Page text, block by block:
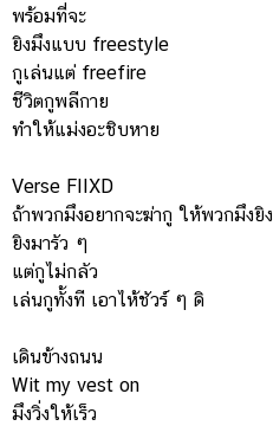
พร้อมที่จะ
ยิงมึงแบบ freestyle
กูเล่นแต่ freefire
ชีวิตกูพลีกาย
ทำให้แม่งอะชิบหาย
Verse FIIXD
ถ้าพวกมึงอยากจะฆ่ากู ให้พวกมึงยิ
ยิงมารัว ๆ
แต่กูไม่กลัว
เล่นกูทั้งที เอาไห้ชัวร์ ๆ ดิ
เดินข้างถนน
Wit my vest on
มึงวิ่งให้เร็ว